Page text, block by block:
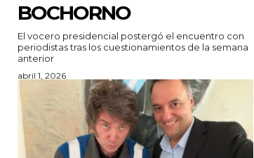
BOCHORNO
El vocero presidencial postergó el encuentro con
periodistas tras los cuestionamientos de la semana
anterior
abril 1, 2026